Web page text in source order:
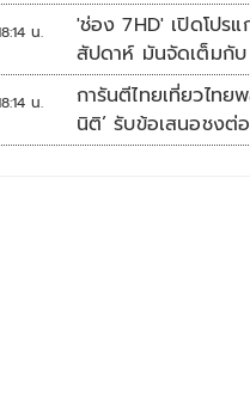
น.
'ช่อง 7HD' เปิดโปร
สัปดาห์ มันจัดเต็มกั
นี 165-มวยไทย 7 สี'
น.
การันตีไทยเที่ยวไทย
นิติ’ รับข้อเสนอชง